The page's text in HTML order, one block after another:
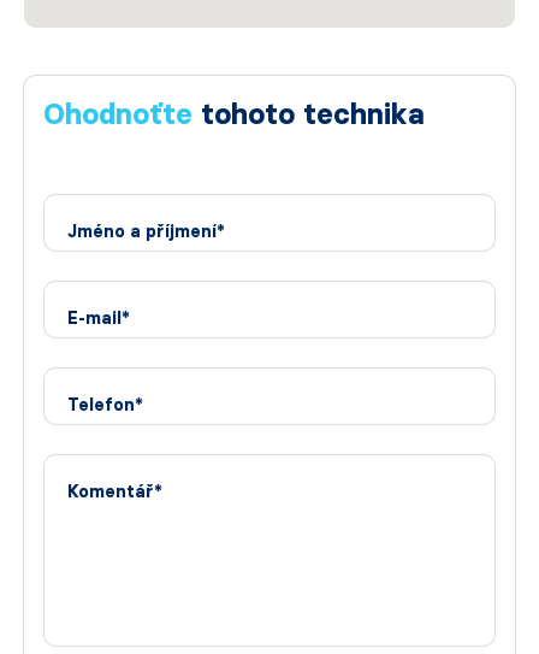
Ohodnoťte tohoto technika
Jméno a příjmení*
E-mail*
Telefon*
Komentář*